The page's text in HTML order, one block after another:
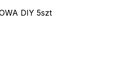
DIY 5szt